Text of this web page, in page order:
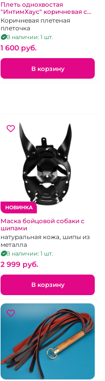
Плеть однохвостая
"ИнтимХаус" коричневая со
стразами
Коричневая плетеная
плеточка
В наличии: 1 шт.
1 600 pуб.
В корзину
НОВИНКА
Маска бойцовой собаки с
шипами
натуральная кожа, шипы из
металла
В наличии: 1 шт.
2 999 pуб.
В корзину